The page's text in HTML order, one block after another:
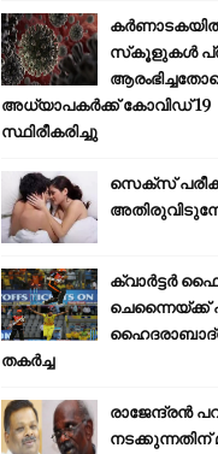
സ്‌കൂളുകള്‍
അധ്യാപകര്‍ക്ക് കോവിഡ് 19
സ്ഥിരീകരിച്ചു
സെക്സ്
ക്വാർട്ടർ
ചെന്നൈയ്ക്ക്
ഹൈദരാബാദ്ന്
തകർച്ച
രാജേന്ദ്രന്‍
നടക്കുന്നതിന്